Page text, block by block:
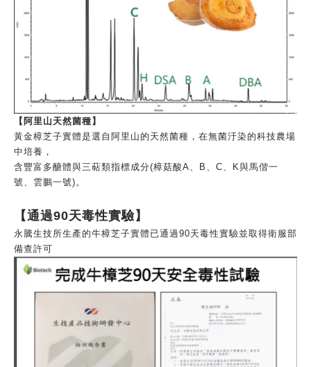
【阿里山天然菌種】
黃金樟芝子實體是選自阿里山的天然菌種，在無菌汙染的科技農場
中培養，
含豐富多醣體與三萜類指標成分(樟菇酸A、B、C、K與馬偕一
號、雲鵬一號)。
【通過90天毒性實驗】
永騰生技所生產的牛樟芝子實體已通過90天毒性實驗並取得衛服部
備查許可